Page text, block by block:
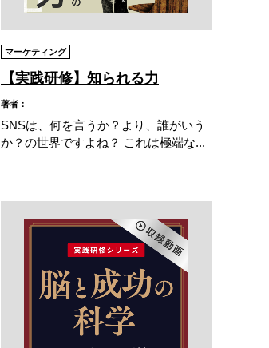
マーケティング
【実践研修】知られる力
著者：
SNSは、何を言うか？より、誰がいう
か？の世界ですよね？ これは極端な...